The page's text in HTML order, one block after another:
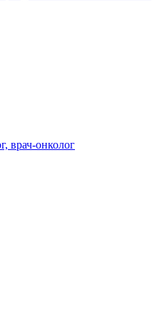
врач-онколог